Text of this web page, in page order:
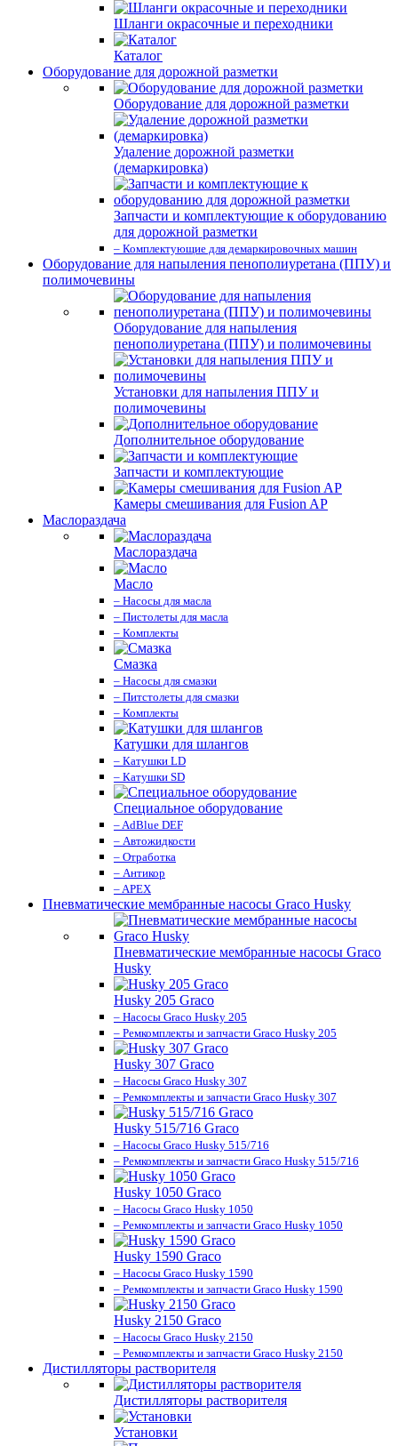
Шланги окрасочные и переходники
Каталог
Оборудование для дорожной разметки
Оборудование для дорожной разметки
Удаление дорожной разметки
(демаркировка)
Запчасти и комплектующие к оборудованию
для дорожной разметки
– Комплектующие для демаркировочных машин
Оборудование для напыления пенополиуретана (ППУ) и
полимочевины
Оборудование для напыления
пенополиуретана (ППУ) и полимочевины
Установки для напыления ППУ и
полимочевины
Дополнительное оборудование
Запчасти и комплектующие
Камеры смешивания для Fusion AP
Маслораздача
Маслораздача
Масло
– Насосы для масла
– Пистолеты для масла
– Комплекты
Смазка
– Насосы для смазки
– Питстолеты для смазки
– Комплекты
Катушки для шлангов
– Катушки LD
– Катушки SD
Специальное оборудование
– AdBlue DEF
– Автожидкости
– Отработка
– Антикор
– APEX
Пневматические мембранные насосы Graco Husky
Пневматические мембранные насосы Graco
Husky
Husky 205 Graco
– Насосы Graco Husky 205
– Ремкомплекты и запчасти Graco Husky 205
Husky 307 Graco
– Насосы Graco Husky 307
– Ремкомплекты и запчасти Graco Husky 307
Husky 515/716 Graco
– Насосы Graco Husky 515/716
– Ремкомплекты и запчасти Graco Husky 515/716
Husky 1050 Graco
– Насосы Graco Husky 1050
– Ремкомплекты и запчасти Graco Husky 1050
Husky 1590 Graco
– Насосы Graco Husky 1590
– Ремкомплекты и запчасти Graco Husky 1590
Husky 2150 Graco
– Насосы Graco Husky 2150
– Ремкомплекты и запчасти Graco Husky 2150
Дистилляторы растворителя
Дистилляторы растворителя
Установки